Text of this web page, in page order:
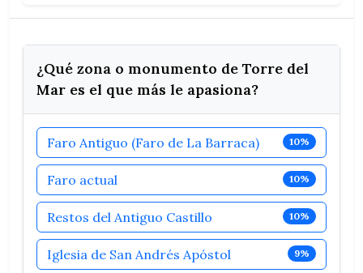
¿Qué zona o monumento de Torre del
Mar es el que más le apasiona?
Faro Antiguo (Faro de La Barraca) 10%
Faro actual 10%
Restos del Antiguo Castillo 10%
Iglesia de San Andrés Apóstol 9%